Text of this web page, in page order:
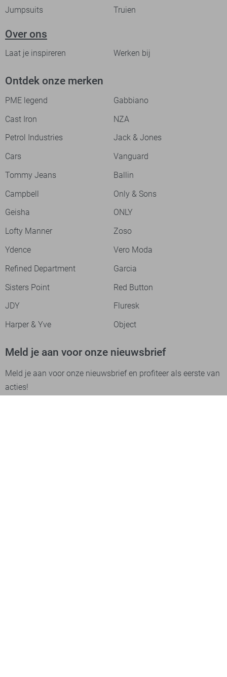
Jumpsuits
Truien
Over ons
Laat je inspireren Werken bij
Ontdek onze merken
PME legend
Gabbiano
Cast Iron
NZA
Petrol Industries
Jack & Jones
Cars
Vanguard
Tommy Jeans
Ballin
Campbell
Only & Sons
Geisha
ONLY
Lofty Manner
Zoso
Ydence
Vero Moda
Refined Department
Garcia
Sisters Point
Red Button
JDY
Fluresk
Harper & Yve
Object
Meld je aan voor onze nieuwsbrief
Meld je aan voor onze nieuwsbrief en profiteer als eerste van
acties!